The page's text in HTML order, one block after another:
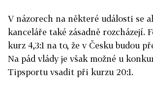
V názorech na některé události se
kanceláře také zásadně rozcházejí.
kurz 4,3:1 na to, že v Česku budou
Na pád vlády je však možné u
Tipsportu vsadit při kurzu 20:1.